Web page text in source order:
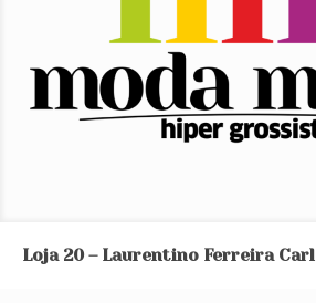
Loja 20 – Laurentino
Loja 20 – Laurentino Ferreira